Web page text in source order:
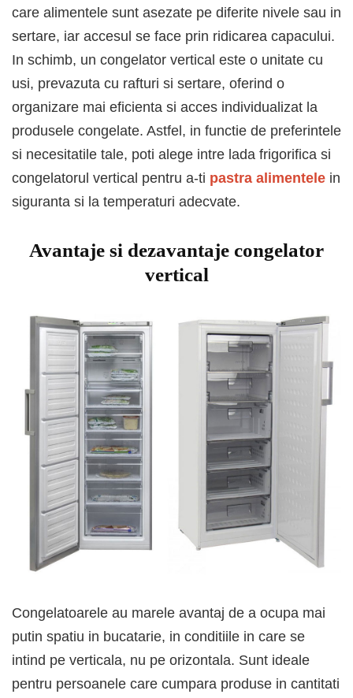
care alimentele sunt asezate pe diferite nivele sau in
sertare, iar accesul se face prin ridicarea capacului.
In schimb, un congelator vertical este o unitate cu
usi, prevazuta cu rafturi si sertare, oferind o
organizare mai eficienta si acces individualizat la
produsele congelate. Astfel, in functie de preferintele
si necesitatile tale, poti alege intre lada frigorifica si
congelatorul vertical pentru a-ti pastra alimentele in
siguranta si la temperaturi adecvate.
Avantaje si dezavantaje congelator
vertical
Congelatoarele au marele avantaj de a ocupa mai
putin spatiu in bucatarie, in conditiile in care se
intind pe verticala, nu pe orizontala. Sunt ideale
pentru persoanele care cumpara produse in cantitati